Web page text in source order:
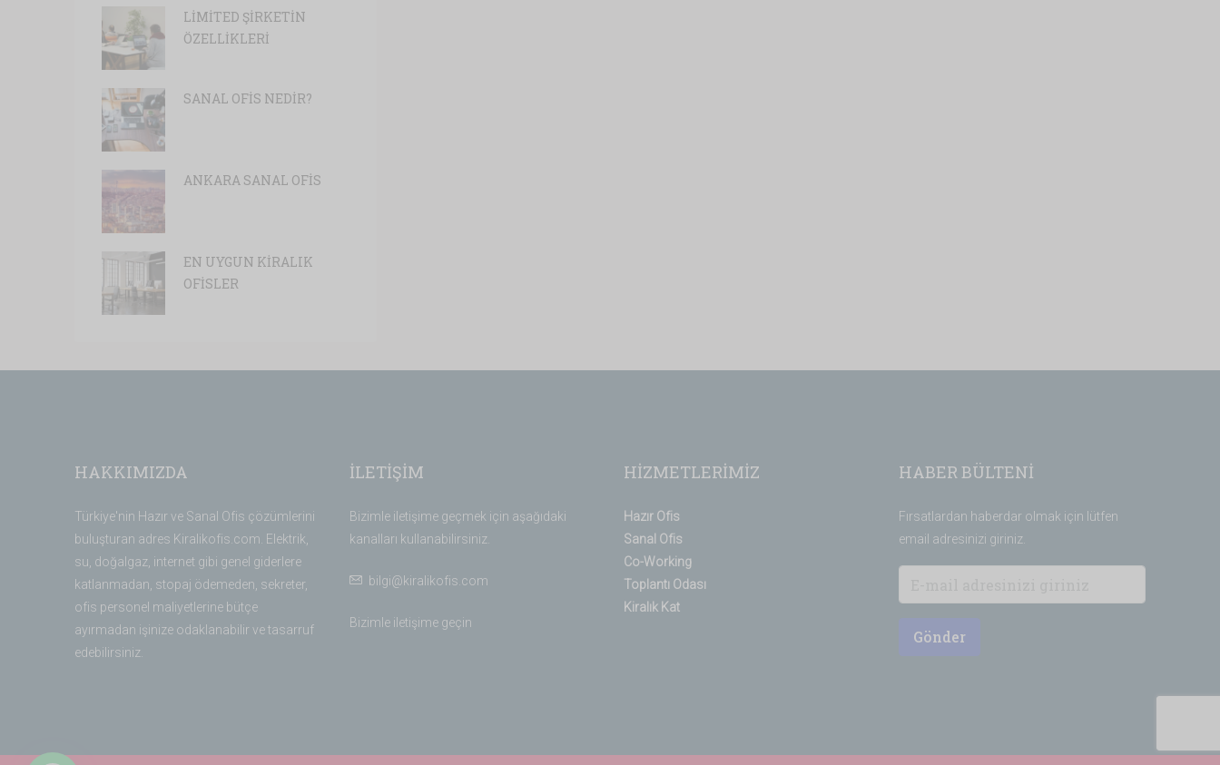
LİMİTED ŞİRKETİN
ÖZELLİKLERİ
SANAL OFİS NEDİR?
ANKARA SANAL OFİS
EN UYGUN KİRALIK
OFİSLER
HAKKIMIZDA
Türkiye'nin Hazır ve Sanal Ofis çözümlerini
buluşturan adres Kiralikofis.com. Elektrik,
su, doğalgaz, internet gibi genel giderlere
katlanmadan, stopaj ödemeden, sekreter,
ofis personel maliyetlerine bütçe
ayırmadan işinize odaklanabilir ve tasarruf
edebilirsiniz.
İLETİŞİM
Bizimle iletişime geçmek için aşağıdaki
kanalları kullanabilirsiniz.
bilgi@kiralikofis.com
Bizimle iletişime geçin
HİZMETLERİMİZ
Hazır Ofis
Sanal Ofis
Co-Working
Toplantı Odası
Kiralık Kat
HABER BÜLTENİ
Fırsatlardan haberdar olmak için lütfen
email adresinizi giriniz.
Gönder